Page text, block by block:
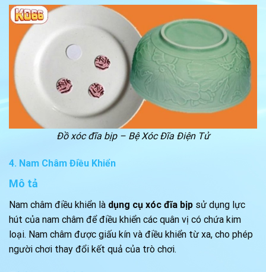
Đồ xóc đĩa bịp – Bệ Xóc Đĩa Điện Tử
4. Nam Châm Điều Khiển
Mô tả
Nam châm điều khiển là dụng cụ xóc đĩa bịp sử dụng lực
hút của nam châm để điều khiển các quân vị có chứa kim
loại. Nam châm được giấu kín và điều khiển từ xa, cho phép
người chơi thay đổi kết quả của trò chơi.